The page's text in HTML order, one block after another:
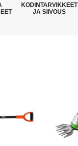
KODINTARVIKKEET
JA SIIVOUS